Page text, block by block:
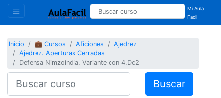
Mi Aula
Facil
Inicio 💼 Cursos Aficiones
Ajedrez
Ajedrez. Aperturas Cerradas
Defensa Nimzoindia. Variante con 4.Dc2
Buscar